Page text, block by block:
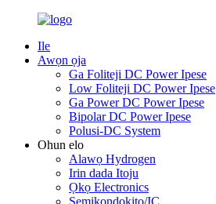
Ile
Awọn ọja
Ga Foliteji DC Power Ipese
Low Foliteji DC Power Ipese
Ga Power DC Power Ipese
Bipolar DC Power Ipese
Polusi-DC System
Ohun elo
Alawọ Hydrogen
Irin dada Itoju
Ọkọ Electronics
Semikondokito/IC